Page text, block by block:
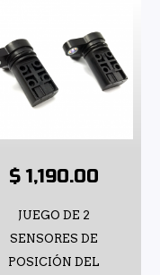
$ 1,190.00
JUEGO DE 2
SENSORES DE
POSICIÓN DEL